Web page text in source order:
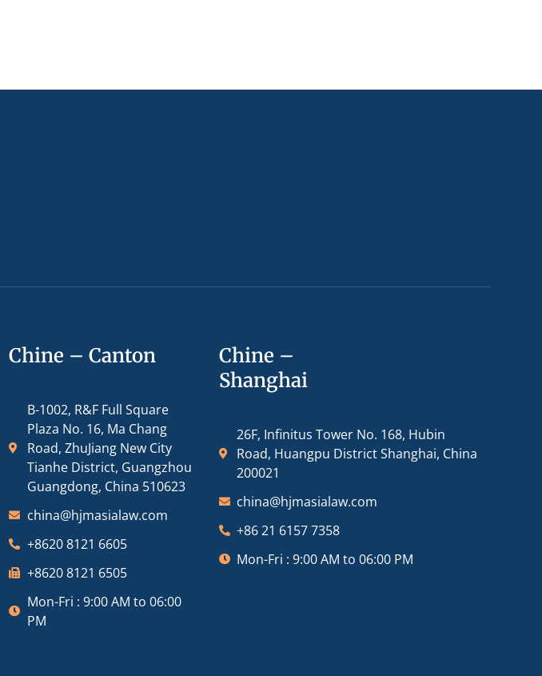
Chine – Canton
B-1002, R&F Full Square
Plaza No. 16, Ma Chang
Road, ZhuJiang New City
Tianhe District, Guangzhou
Guangdong, China 510623
china@hjmasialaw.com
+8620 8121 6605
+8620 8121 6505
Mon-Fri : 9:00 AM to 06:00
PM
Chine –
Shanghai
26F, Infinitus Tower No. 168, Hubin
Road, Huangpu District Shanghai, China
200021
china@hjmasialaw.com
+86 21 6157 7358
Mon-Fri : 9:00 AM to 06:00 PM